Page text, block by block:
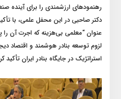
رهنمودهای ارزشمندی را برای آینده
دکتر صاحبی در این محفل علمی، با
عنوان “معلمی بی‌هزینه که اجرت آن را
لزوم توسعه بنادر هوشمند و اقتصاد
استراتژیک در جایگاه بنادر ایران تأکید